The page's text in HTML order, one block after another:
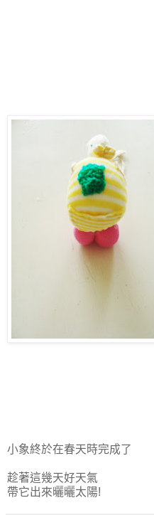
小象終於在春天時完成了
趁著這幾天好天氣
帶它出來曬曬太陽!